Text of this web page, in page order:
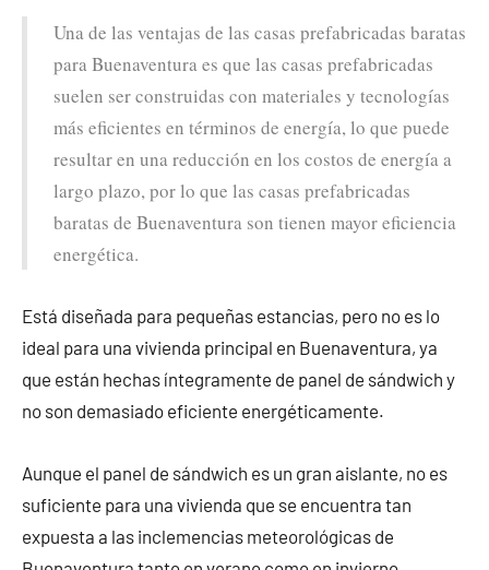
Una de las ventajas de las casas prefabricadas baratas
para Buenaventura es que las casas prefabricadas
suelen ser construidas con materiales y tecnologías
más eficientes en términos de energía, lo que puede
resultar en una reducción en los costos de energía a
largo plazo, por lo que las casas prefabricadas
baratas de Buenaventura son tienen mayor eficiencia
energética.
Está diseñada para pequeñas estancias, pero no es lo
ideal para una vivienda principal en Buenaventura, ya
que están hechas íntegramente de panel de sándwich y
no son demasiado eficiente energéticamente.
Aunque el panel de sándwich es un gran aislante, no es
suficiente para una vivienda que se encuentra tan
expuesta a las inclemencias meteorológicas de